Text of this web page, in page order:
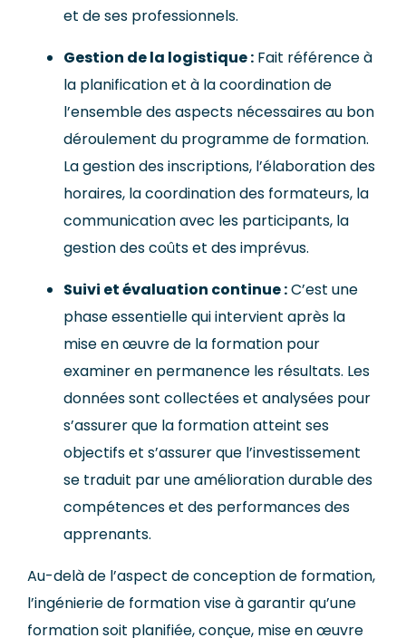
et de ses professionnels.
Gestion de la logistique : Fait référence à
la planification et à la coordination de
l’ensemble des aspects nécessaires au bon
déroulement du programme de formation.
La gestion des inscriptions, l’élaboration des
horaires, la coordination des formateurs, la
communication avec les participants, la
gestion des coûts et des imprévus.
Suivi et évaluation continue :C’est une
phase essentielle qui intervient après la
mise en œuvre de la formation pour
examiner en permanence les résultats. Les
données sont collectées et analysées pour
s’assurer que la formation atteint ses
objectifs et s’assurer que l’investissement
se traduit par une amélioration durable des
compétences et des performances des
apprenants.
Au-delà de l’aspect de conception de formation,
l’ingénierie de formation vise à garantir qu’une
formation soit planifiée, conçue, mise en œuvre